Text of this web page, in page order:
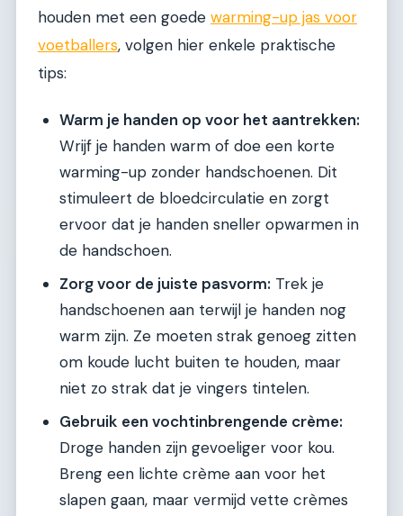
houden met een goede warming-up jas voor
voetballers, volgen hier enkele praktische
tips:
Warm je handen op voor het aantrekken:
Wrijf je handen warm of doe een korte
warming-up zonder handschoenen. Dit
stimuleert de bloedcirculatie en zorgt
ervoor dat je handen sneller opwarmen in
de handschoen.
Zorg voor de juiste pasvorm: Trek je
handschoenen aan terwijl je handen nog
warm zijn. Ze moeten strak genoeg zitten
om koude lucht buiten te houden, maar
niet zo strak dat je vingers tintelen.
Gebruik een vochtinbrengende crème:
Droge handen zijn gevoeliger voor kou.
Breng een lichte crème aan voor het
slapen gaan, maar vermijd vette crèmes